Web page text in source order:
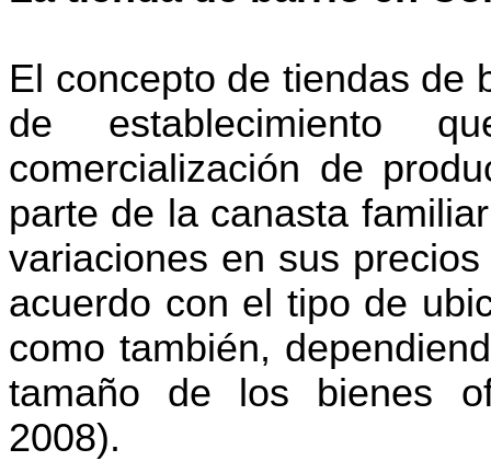
El concepto de tiendas de
de establecimiento
comercialización de
parte de la canasta
variaciones en sus
acuerdo con el tipo de
como también,
tamaño de los bienes
2008).